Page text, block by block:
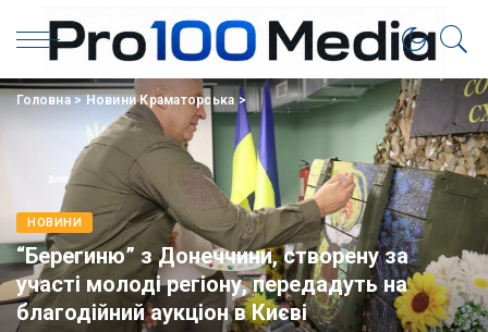
Головна> Новини Краматорська>
НОВИНИ
“Берегиню” з Донеччини, створену за
участі молоді регіону, передадуть на
благодійний аукціон в Києві